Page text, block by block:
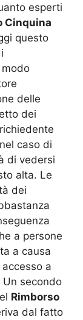
esperti
Cinquina
questo
modo
delle
dei
caso di
di vedersi
alta. Le
dei
a persone
a causa
a
secondo
Rimborso
dal fatto